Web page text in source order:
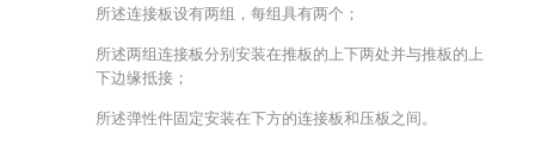
所述连接板设有两组，每组具有两个；
所述两组连接板分别安装在推板的上下两处并与推板的上
下边缘抵接；
所述弹性件固定安装在下方的连接板和压板之间。